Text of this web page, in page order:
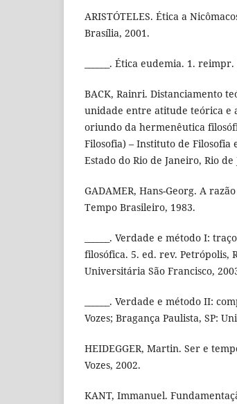
ARISTÓTELES. Ética a
Brasília, 2001.
______. Ética eudemia. 1.
BACK, Rainri. Distanciamento
unidade entre atitude teórica
oriundo da hermenêutica
Filosofia) – Instituto de Filosofia
Estado do Rio de Janeiro, Rio de
GADAMER, Hans-Georg. A
Tempo Brasileiro, 1983.
______. Verdade e método I:
filosófica. 5. ed. rev. Petrópolis,
Universitária São Francisco,
______. Verdade e método II:
Vozes; Bragança Paulista, SP:
HEIDEGGER, Martin. Ser e
Vozes, 2002.
KANT, Immanuel.